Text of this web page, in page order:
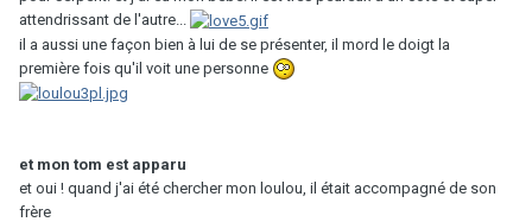
attendrissant de l'autre...
il a aussi une façon bien à lui de se présenter, il mord le doigt la
première fois qu'il voit une personne
et mon tom est apparu
et oui ! quand j'ai été chercher mon loulou, il était accompagné de son
frère